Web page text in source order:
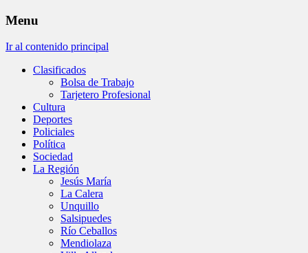
Menu
Ir al contenido principal
Clasificados
Bolsa de Trabajo
Tarjetero Profesional
Cultura
Deportes
Policiales
Política
Sociedad
La Región
Jesús María
La Calera
Unquillo
Salsipuedes
Río Ceballos
Mendiolaza